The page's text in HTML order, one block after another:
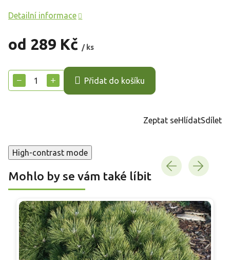
od 289 Kč / ks
cena:
+
− Přidat do košíku
Detailní informace
Zeptat seHlídatSdílet
High-contrast mode
Mohlo by se vám také líbit